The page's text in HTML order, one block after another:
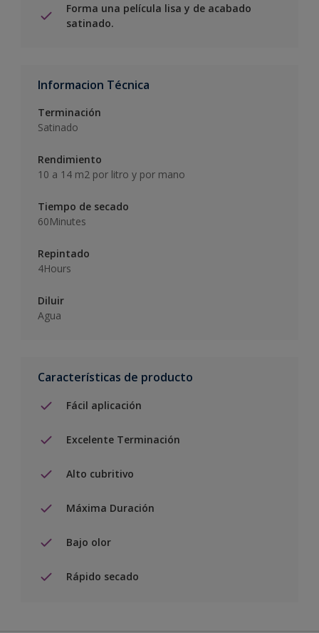
Forma una película lisa y de acabado
satinado.
Informacion Técnica
Terminación
Satinado
Rendimiento
10 a 14 m2 por litro y por mano
Tiempo de secado
60Minutes
Repintado
4Hours
Diluir
Agua
Características de producto
Fácil aplicación
Excelente Terminación
Alto cubritivo
Máxima Duración
Bajo olor
Rápido secado